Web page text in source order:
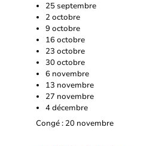
25 septembre
2 octobre
9 octobre
16 octobre
23 octobre
30 octobre
6 novembre
13 novembre
27 novembre
4 décembre
Congé : 20 novembre